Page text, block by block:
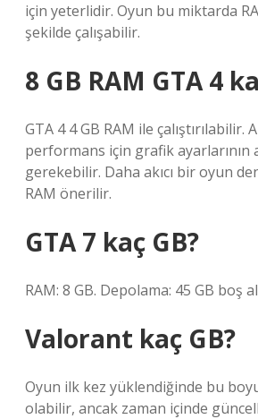
için yeterlidir. Oyun bu miktarda
şekilde çalışabilir.
8 GB RAM GTA 4
GTA 4 4 GB RAM ile çalıştırılabilir.
performans için grafik ayarlarının
gerekebilir. Daha akıcı bir oyun
RAM önerilir.
GTA 7 kaç GB?
RAM: 8 GB. Depolama: 45 GB boş
Valorant kaç GB?
Oyun ilk kez yüklendiğinde bu
olabilir, ancak zaman içinde